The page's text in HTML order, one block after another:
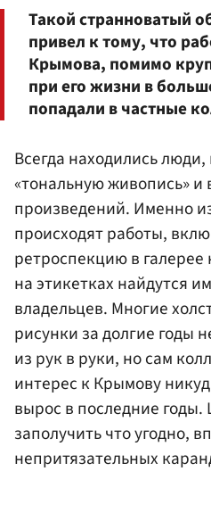
Такой странноватый
привел к тому, что
Крымова, помимо
при его жизни в
попадали в частные
Всегда находились
«тональную живопись»
произведений. Именно
происходят работы,
ретроспекцию в галерее
на этикетках найдутся
владельцев. Многие
рисунки за долгие годы
из рук в руки, но сам
интерес к Крымову
вырос в последние
заполучить что угодно,
непритязательных